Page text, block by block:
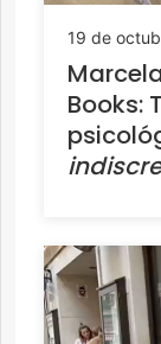
19 de
Books: